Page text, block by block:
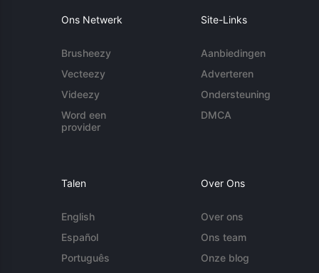
Ons Netwerk
Brusheezy
Vecteezy
Videezy
Word een
provider
Site-Links
Aanbiedingen
Adverteren
Ondersteuning
DMCA
Talen
English
Español
Português
Over Ons
Over ons
Ons team
Onze blog